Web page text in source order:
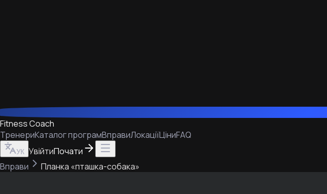
Fitness Coach
ТренериКаталог програмВправиЛокаціїЦіниFAQ
УК УвійтиПочати
Вправи
Планка «пташка-собака»